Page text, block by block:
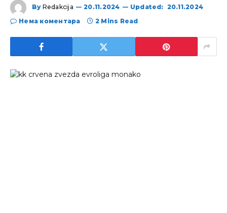
By Redakcija 20.11.2024 Updated: 20.11.2024
Нема коментара
2 Mins Read